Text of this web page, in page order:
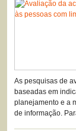
As pesquisas de
baseadas em
planejamento e a
de informação.